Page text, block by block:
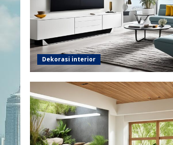
Dekorasi interior